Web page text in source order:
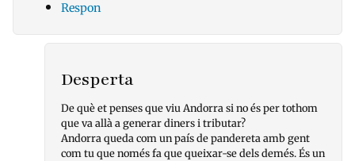
Respon
Desperta
De què et penses que viu Andorra si no és per tothom
que va allà a generar diners i tributar?
Andorra queda com un país de pandereta amb gent
com tu que només fa que queixar-se dels demés. És un